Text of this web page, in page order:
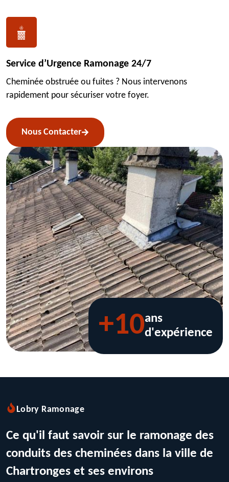
Service d’Urgence Ramonage 24/7
Cheminée obstruée ou fuites ? Nous intervenons
rapidement pour sécuriser votre foyer.
Nous Contacter
+10ans
d'expérience
Lobry Ramonage
Ce qu'il faut savoir sur le ramonage des
conduits des cheminées dans la ville de
Chartronges et ses environs